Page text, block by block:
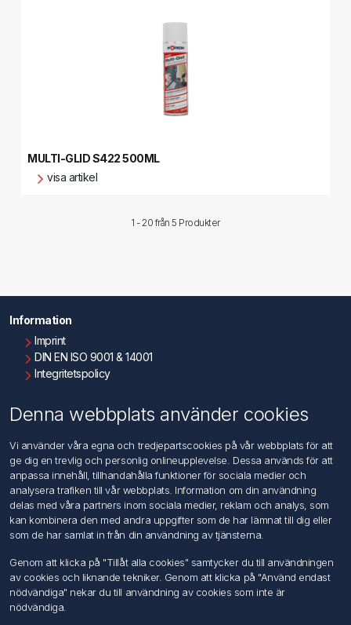
MULTI-GLID S422 500ML
visa artikel
1 - 20 från5 Produkter
Information
Imprint
DIN EN ISO 9001 & 14001
Integritetspolicy
Kontakta oss
Kundtjänst
Sök
Mitt konto
Mina ordrar
Mina adresser
Denna webbplats använder cookies
Vi använder våra egna och tredjepartscookies på vår webbplats för att
ge dig en trevlig och personlig onlineupplevelse. Dessa används för att
anpassa innehåll, tillhandahålla funktioner för sociala medier och
analysera trafiken till vår webbplats. Information om din användning
delas med våra partners inom sociala medier, reklam och analys, som
kan kombinera den med andra uppgifter som de har lämnat till dig eller
som de har samlat in från din användning av tjänsterna.
Genom att klicka på "Tillåt alla cookies" samtycker du till användningen
av cookies och liknande tekniker. Genom att klicka på "Använd endast
nödvändiga" nekar du till användning av cookies som inte är
nödvändiga.